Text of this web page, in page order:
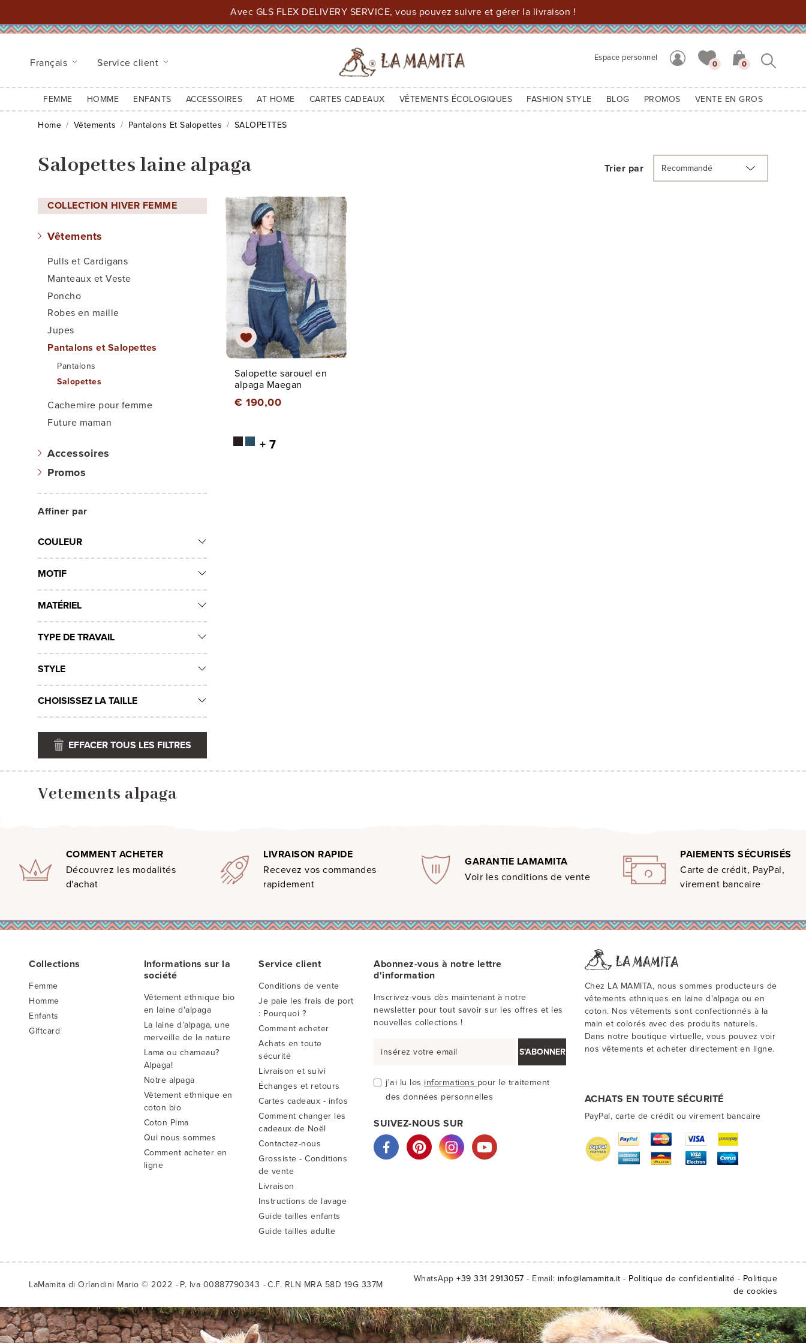
Avec GLS FLEX DELIVERY SERVICE, vous pouvez suivre et gérer la livraison !
Français Service client Espace personnel
0 0
FEMME HOMME ENFANTS ACCESSOIRES AT HOME CARTES CADEAUX VÊTEMENTS ÉCOLOGIQUES FASHION STYLE BLOG PROMOS VENTE EN GROS
Home Vêtements Pantalons Et Salopettes SALOPETTES
Salopettes laine alpaga
COLLECTION HIVER FEMME
Vêtements
Pulls et Cardigans
Manteaux et Veste
Poncho
Robes en maille
Jupes
Pantalons et Salopettes
Pantalons
Salopettes
Cachemire pour femme
Future maman
Accessoires
Promos
Affiner par
COULEUR
MOTIF
MATÉRIEL
TYPE DE TRAVAIL
STYLE
CHOISISSEZ LA TAILLE
EFFACER TOUS LES FILTRES
Trier par
Salopette sarouel en
alpaga Maegan
€ 190,00
+ 7
Vetements alpaga
COMMENT ACHETER
Découvrez les modalités
d'achat
LIVRAISON RAPIDE
Recevez vos commandes
rapidement
GARANTIE LAMAMITA
Voir les conditions de vente
PAIEMENTS SÉCURISÉS
Carte de crédit, PayPal,
virement bancaire
Collections
Femme
Homme
Enfants
Giftcard
Informations sur la
société
Vêtement ethnique bio
en laine d'alpaga
La laine d’alpaga, une
merveille de la nature
Lama ou chameau?
Alpaga!
Notre alpaga
Vêtement ethnique en
coton bio
Coton Pima
Qui nous sommes
Comment acheter en
ligne
Service client
Conditions de vente
Je paie les frais de port
: Pourquoi ?
Comment acheter
Achats en toute
sécurité
Livraison et suivi
Échanges et retours
Cartes cadeaux - infos
Comment changer les
cadeaux de Noël
Contactez-nous
Grossiste - Conditions
de vente
Livraison
Instructions de lavage
Guide tailles enfants
Guide tailles adulte
Abonnez-vous à notre lettre
d'information
Inscrivez-vous dès maintenant à notre
newsletter pour tout savoir sur les offres et les
nouvelles collections !
S'ABONNER
j'ai lu les informations pour le traitement
des données personnelles
SUIVEZ-NOUS SUR
Chez LA MAMITA, nous sommes producteurs de
vêtements ethniques en laine d'alpaga ou en
coton. Nos vêtements sont confectionnés à la
main et colorés avec des produits naturels.
Dans notre boutique virtuelle, vous pouvez voir
nos vêtements et acheter directement en ligne.
ACHATS EN TOUTE SÉCURITÉ
PayPal, carte de crédit ou virement bancaire
LaMamita di Orlandini Mario © 2022 P. Iva 00887790343 C.F. RLN MRA 58D 19G 337M
WhatsApp +39 331 2913057 - Email: info@lamamita.it - Politique de confidentialité - Politique
de cookies